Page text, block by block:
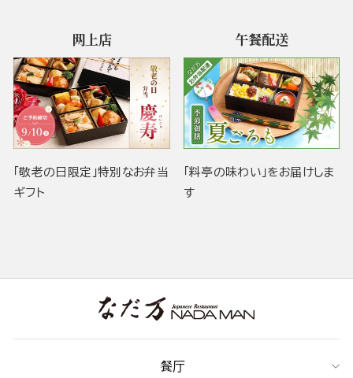
网上店
「敬老の日限定」特別なお弁当
ギフト
午餐配送
「料亭の味わい」をお届けしま
す
餐厅